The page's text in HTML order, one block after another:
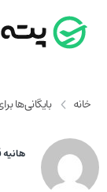
خانه بایگانی‌ها